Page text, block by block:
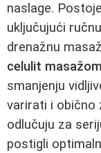
naslage.
uključujući
drenažnu
celulit masažom
smanjenju
varirati i obično
odlučuju za
postigli